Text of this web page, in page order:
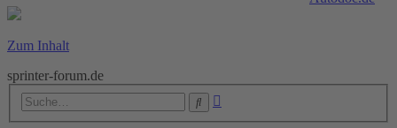
Zum Inhalt
sprinter-forum.de
Suche